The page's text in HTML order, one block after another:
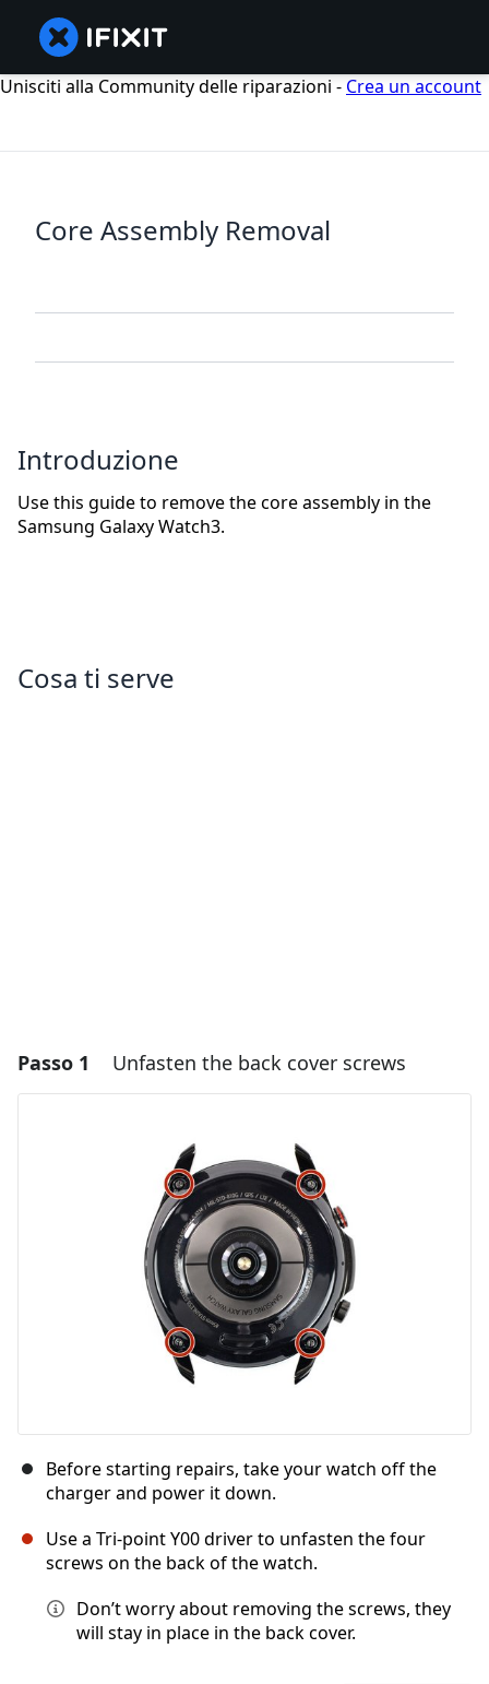
Unisciti alla Community delle riparazioni - Crea un account
Core Assembly Removal
Introduzione
Use this guide to remove the core assembly in the
Samsung Galaxy Watch3.
Cosa ti serve
Passo 1 Unfasten the back cover screws
Before starting repairs, take your watch off the
charger and power it down.
Use a Tri-point Y00 driver to unfasten the four
screws on the back of the watch.
Don’t worry about removing the screws, they
will stay in place in the back cover.